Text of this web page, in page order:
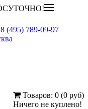
8 (495) 789-09-97
Товаров: 0 (0 руб)
Ничего не куплено!